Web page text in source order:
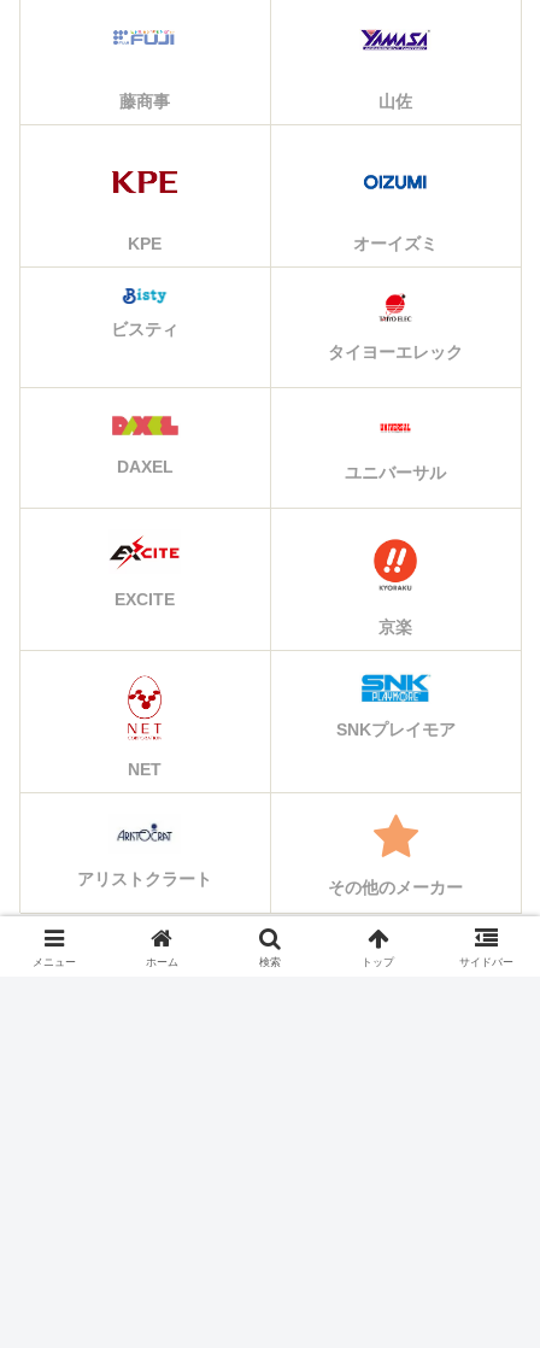
藤商事 山佐
KPE オーイズミ
ビスティ
タイヨーエレック
DAXEL ユニバーサル
EXCITE
京楽
NET
SNKプレイモア
アリストクラート その他のメーカー
メニュー ホーム 検索 トップ サイドバー